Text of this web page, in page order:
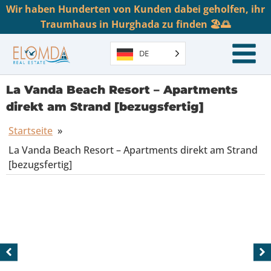
Wir haben Hunderten von Kunden dabei geholfen, ihr
Traumhaus in Hurghada zu finden 🏖️🌅
DE
La Vanda Beach Resort – Apartments
direkt am Strand [bezugsfertig]
Startseite »
La Vanda Beach Resort – Apartments direkt am Strand
[bezugsfertig]